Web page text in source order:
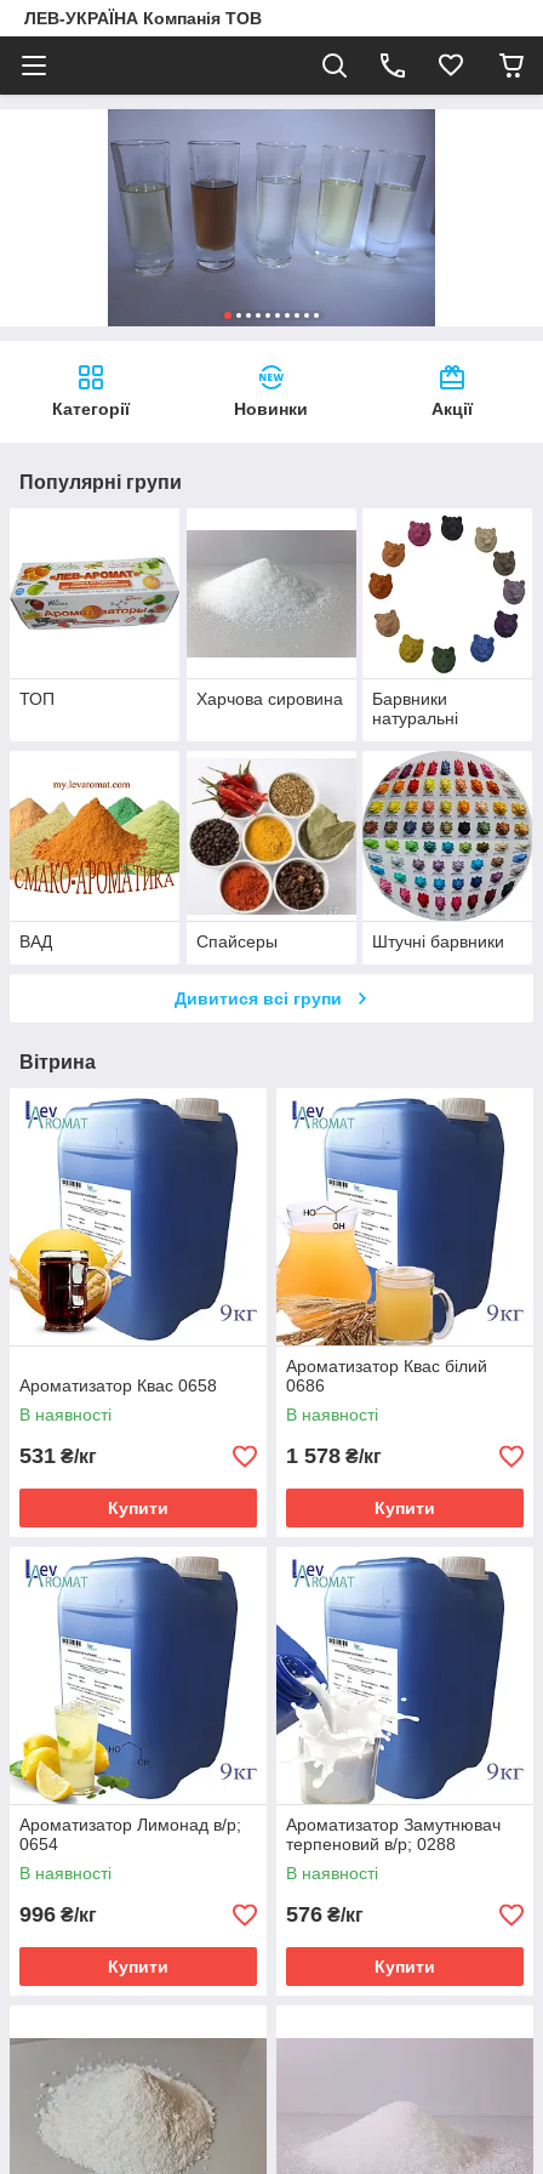
ЛЕВ-УКРАЇНА Компанія ТОВ
Категорії Новинки Акції
Популярні групи
ТОП Харчова сировина
Барвники
натуральні
ВАД Спайсеры Штучні барвники
Дивитися всі групи
Вітрина
Ароматизатор Квас 0658
В наявності
531 ₴/кг
Купити
Ароматизатор Квас білий
0686
В наявності
1 578 ₴/кг
Купити
Ароматизатор Лимонад в/р;
0654
В наявності
996 ₴/кг
Купити
Ароматизатор Замутнювач
терпеновий в/р; 0288
В наявності
576 ₴/кг
Купити